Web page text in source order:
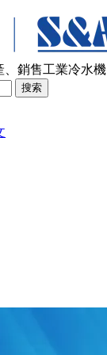
、銷售工業冷水機